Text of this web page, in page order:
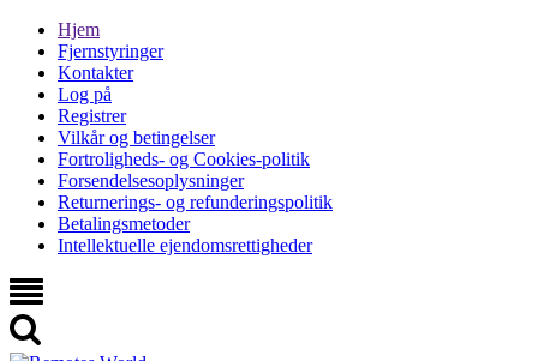
Hjem
Fjernstyringer
Kontakter
Log på
Registrer
Vilkår og betingelser
Fortroligheds- og Cookies-politik
Forsendelsesoplysninger
Returnerings- og refunderingspolitik
Betalingsmetoder
Intellektuelle ejendomsrettigheder